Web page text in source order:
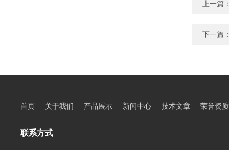
上一篇
下一篇
首页 关于我们 产品展示 新闻中心 技术文章 荣誉资质
联系方式